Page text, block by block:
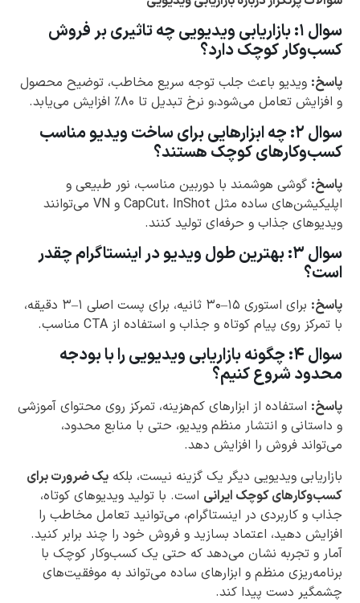
سوال ۱: بازاریابی ویدیویی چه تاثیری بر فروش
کسب‌وکارکوچک دارد؟
پاسخ: ویدیو باعث جلب توجه سریع مخاطب، توضیح محصول
و افزایش تعامل می‌شود،و نرخ تبدیل تا ۸۰٪ افزایش می‌یابد.
سوال ۲: چه ابزارهایی برای ساخت ویدیو مناسب
کسب‌وکارهای کوچک هستند؟
پاسخ: گوشی هوشمند با دوربین مناسب، نور طبیعی و
اپلیکیشن‌های ساده مثل CapCut، InShot و VN می‌توانند
ویدیوهای جذاب و حرفه‌ای تولید کنند.
سوال ۳: بهترین طول ویدیو در اینستاگرام چقدر
است؟
پاسخ:
برای استوری ۱۵–۳۰ ثانیه، برای پست اصلی ۱–۳ دقیقه،
با تمرکز روی پیام کوتاه و جذاب و استفاده از CTA مناسب.
سوال ۴: چگونه بازاریابی ویدیویی را با بودجه
محدود شروع کنیم؟
پاسخ: استفاده از ابزارهای کم‌هزینه، تمرکز روی محتوای آموزشی
و داستانی و انتشار منظم ویدیو، حتی با منابع محدود،
می‌تواند فروش را افزایش دهد.
بازاریابی ویدیویی دیگر یک گزینه نیست، بلکه یک ضرورت برای
کسب‌وکارهای کوچک ایرانی است. با تولید ویدیوهای کوتاه،
جذاب و کاربردی در اینستاگرام، می‌توانید تعامل مخاطب را
افزایش دهید، اعتماد بسازید و فروش خود را چند برابر کنید.
آمار و تجربه نشان می‌دهد که حتی یک کسب‌وکار کوچک با
برنامه‌ریزی منظم و ابزارهای ساده می‌تواند به موفقیت‌های
چشمگیر دست پیدا کند.